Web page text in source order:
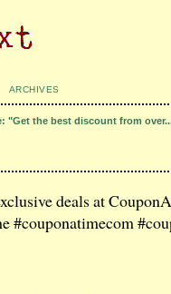
ARCHIVES
"Get the best discount from
deals at
#couponatimecom